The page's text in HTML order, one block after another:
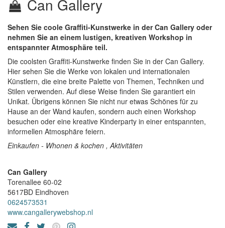
Can Gallery
Sehen Sie coole Graffiti-Kunstwerke in der Can Gallery oder
nehmen Sie an einem lustigen, kreativen Workshop in
entspannter Atmosphäre teil.
Die coolsten Graffiti-Kunstwerke finden Sie in der Can Gallery.
Hier sehen Sie die Werke von lokalen und internationalen
Künstlern, die eine breite Palette von Themen, Techniken und
Stilen verwenden. Auf diese Weise finden Sie garantiert ein
Unikat. Übrigens können Sie nicht nur etwas Schönes für zu
Hause an der Wand kaufen, sondern auch einen Workshop
besuchen oder eine kreative Kinderparty in einer entspannten,
informellen Atmosphäre feiern.
Einkaufen - Whonen & kochen , Aktivitäten
Can Gallery
Torenallee 60-02
5617BD Eindhoven
0624573531
www.cangallerywebshop.nl